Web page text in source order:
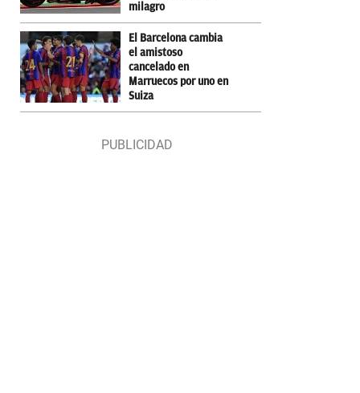
milagro
El Barcelona cambia
el amistoso
cancelado en
Marruecos por uno en
Suiza